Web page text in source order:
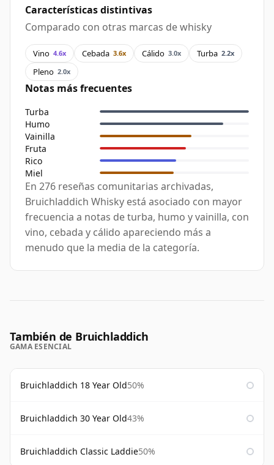
Características distintivas
Comparado con otras marcas de whisky
Vino 4.6x Cebada 3.6x Cálido 3.0x Turba 2.2x
Pleno 2.0x
Notas más frecuentes
Turba
Humo
Vainilla
Fruta
Rico
Miel
En 276 reseñas comunitarias archivadas,
Bruichladdich Whisky está asociado con mayor
frecuencia a notas de turba, humo y vainilla, con
vino, cebada y cálido apareciendo más a
menudo que la media de la categoría.
También de Bruichladdich
GAMA ESENCIAL
Bruichladdich 18 Year Old50%
Bruichladdich 30 Year Old43%
Bruichladdich Classic Laddie50%